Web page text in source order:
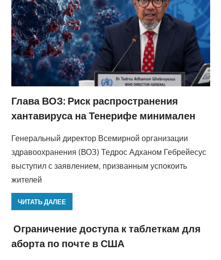
Глава ВОЗ: Риск распространения
хантавируса на Тенерифе минимален
Генеральный директор Всемирной организации
здравоохранения (ВОЗ) Тедрос Адханом Гебрейесус
выступил с заявлением, призванным успокоить
жителей
ЧИТАТЬ ДАЛЕЕ
Ограничение доступа к таблеткам для
аборта по почте в США